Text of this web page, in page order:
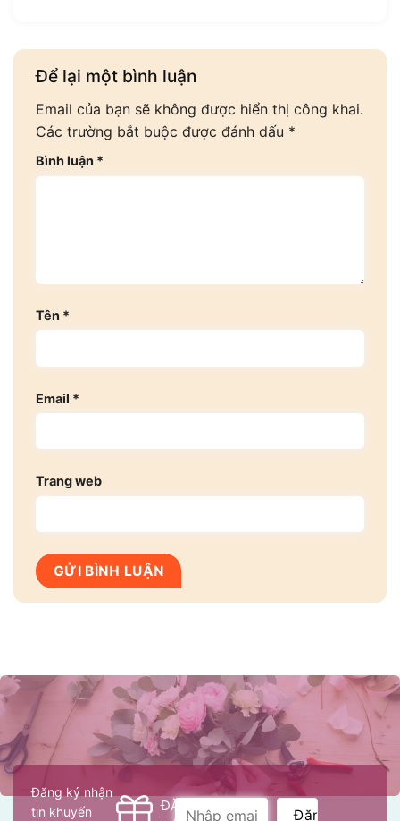
Để lại một bình luận
Email của bạn sẽ không được hiển thị công khai.
Các trường bắt buộc được đánh dấu *
Bình luận *
Tên *
Email *
Trang web
Đăng ký nhận
tin khuyến
ĐĂNG